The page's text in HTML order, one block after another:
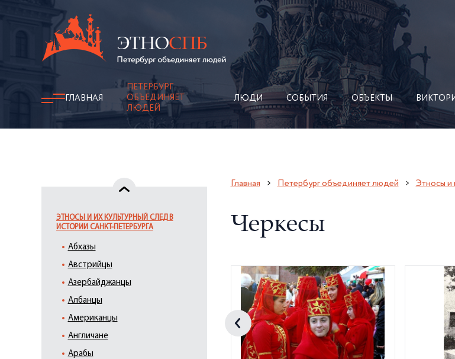
ГЛАВНАЯ
ПЕТЕРБУРГ
ОБЪЕДИНЯЕТ
ЛЮДЕЙ
ЛЮДИ СОБЫТИЯ ОБЪЕКТЫ
ЭТНОСЫ И ИХ КУЛЬТУРНЫЙ СЛЕД В
ИСТОРИИ САНКТ-ПЕТЕРБУРГА
Абхазы
Австрийцы
Азербайджанцы
Албанцы
Американцы
Англичане
Арабы
Главная Петербург объединяет людей Этносы и
Черкесы